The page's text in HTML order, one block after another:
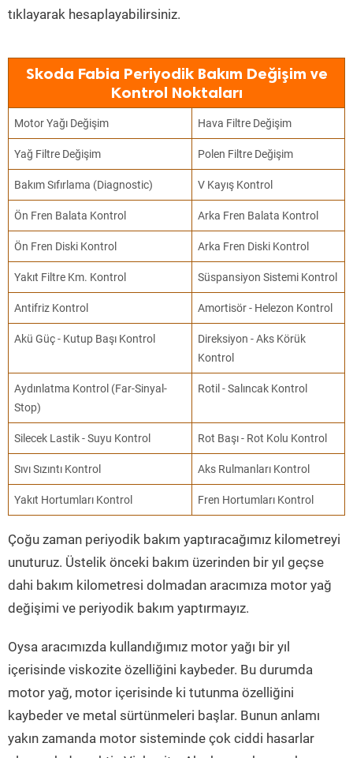
tıklayarak hesaplayabilirsiniz.
Skoda Fabia Periyodik Bakım Değişim ve
Kontrol Noktaları
Motor Yağı Değişim Hava Filtre Değişim
Yağ Filtre Değişim Polen Filtre Değişim
Bakım Sıfırlama (Diagnostic) V Kayış Kontrol
Ön Fren Balata Kontrol Arka Fren Balata Kontrol
Ön Fren Diski Kontrol Arka Fren Diski Kontrol
Yakıt Filtre Km. Kontrol Süspansiyon Sistemi Kontrol
Antifriz Kontrol Amortisör - Helezon Kontrol
Akü Güç - Kutup Başı Kontrol
Direksiyon - Aks Körük
Kontrol
Aydınlatma Kontrol (Far-Sinyal-
Stop)
Rotil - Salıncak Kontrol
Silecek Lastik - Suyu Kontrol Rot Başı - Rot Kolu Kontrol
Sıvı Sızıntı Kontrol Aks Rulmanları Kontrol
Yakıt Hortumları Kontrol Fren Hortumları Kontrol
Çoğu zaman periyodik bakım yaptıracağımız kilometreyi
unuturuz. Üstelik önceki bakım üzerinden bir yıl geçse
dahi bakım kilometresi dolmadan aracımıza motor yağ
değişimi ve periyodik bakım yaptırmayız.
Oysa aracımızda kullandığımız motor yağı bir yıl
içerisinde viskozite özelliğini kaybeder. Bu durumda
motor yağ, motor içerisinde ki tutunma özelliğini
kaybeder ve metal sürtünmeleri başlar. Bunun anlamı
yakın zamanda motor sisteminde çok ciddi hasarlar